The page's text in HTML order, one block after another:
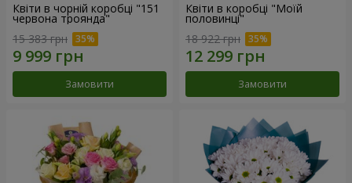
Квіти в чорній коробці "151
червона троянда"
15 383 грн
Замовити
Квіти в коробці "Моїй
половинці"
18 922 грн
Замовити